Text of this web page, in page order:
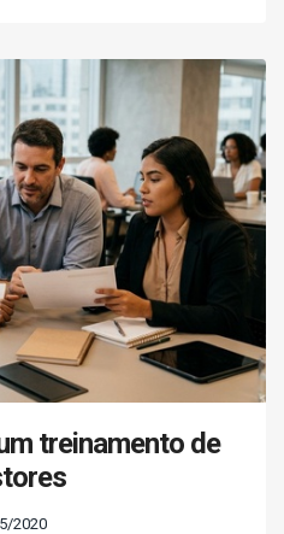
treinamento de
2020